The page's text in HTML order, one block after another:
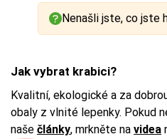
Nenašli jste, co jste
Jak vybrat krabici?
Kvalitní, ekologické a za
obaly z vlnité lepenky. Pokud
naše články, mrkněte na videa